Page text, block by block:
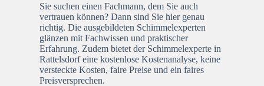
Sie suchen einen Fachmann, dem Sie auch
vertrauen können? Dann sind Sie hier genau
richtig. Die ausgebildeten Schimmelexperten
glänzen mit Fachwissen und praktischer
Erfahrung. Zudem bietet der Schimmelexperte in
Rattelsdorf eine kostenlose Kostenanalyse, keine
versteckte Kosten, faire Preise und ein faires
Preisversprechen.